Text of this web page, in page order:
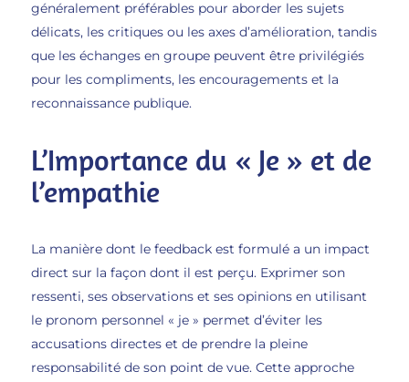
généralement préférables pour aborder les sujets
délicats, les critiques ou les axes d’amélioration, tandis
que les échanges en groupe peuvent être privilégiés
pour les compliments, les encouragements et la
reconnaissance publique.
L’Importance du « Je » et de
l’empathie
La manière dont le feedback est formulé a un impact
direct sur la façon dont il est perçu. Exprimer son
ressenti, ses observations et ses opinions en utilisant
le pronom personnel « je » permet d’éviter les
accusations directes et de prendre la pleine
responsabilité de son point de vue. Cette approche